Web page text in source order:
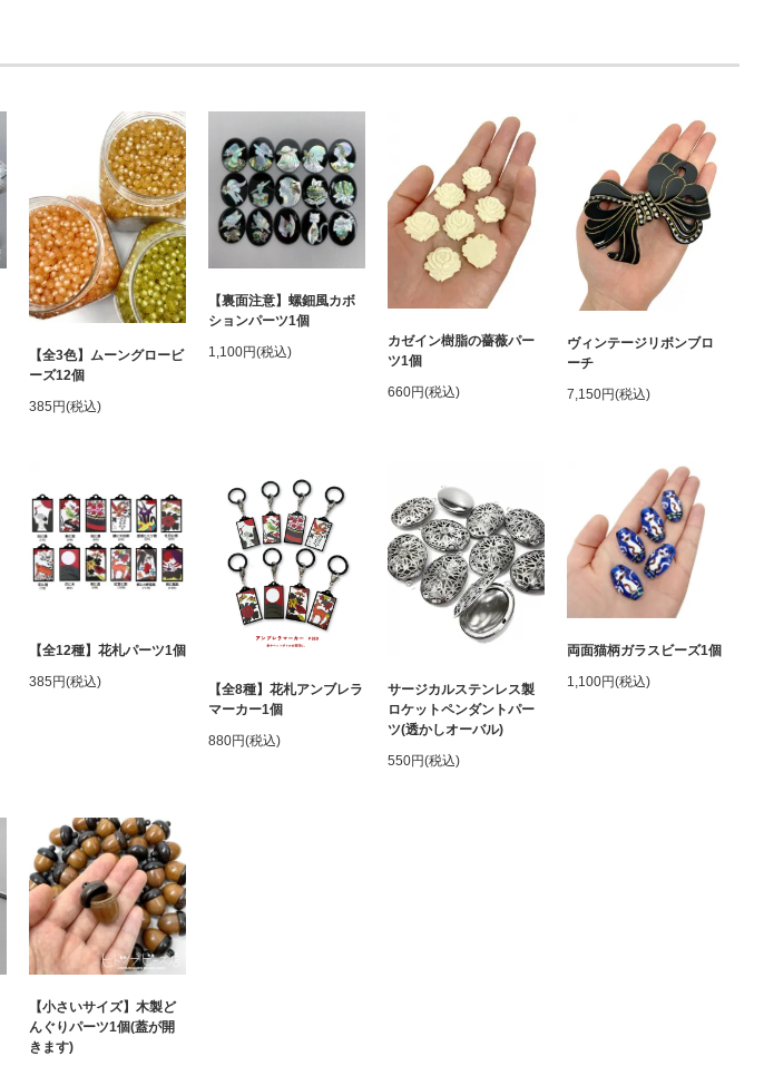
【全3色】ムーングロービ
ーズ12個
385円(税込)
【裏面注意】螺鈿風カボ
ションパーツ1個
1,100円(税込)
カゼイン樹脂の薔薇パー
ツ1個
660円(税込)
ヴィンテージリボンブロ
ーチ
7,150円(税込)
【全12種】花札パーツ1個
385円(税込)
【全8種】花札アンブレラ
マーカー1個
880円(税込)
サージカルステンレス製
ロケットペンダントパー
ツ(透かしオーバル)
550円(税込)
両面猫柄ガラスビーズ1個
1,100円(税込)
【小さいサイズ】木製ど
んぐりパーツ1個(蓋が開
きます)